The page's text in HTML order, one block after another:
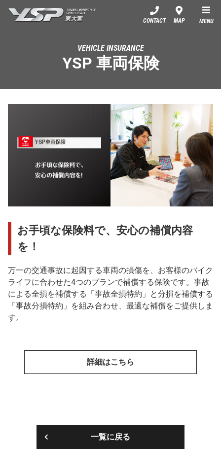
CONTACT MAP MENU
VEHICLE INSURANCE
YSP 車両保険
お手頃な保険料で、安心の補償内容
を！
万一の交通事故に起因する車両の損傷を、お客様のバイク
ライフに合わせた4つのプランで補償する保険です。事故
による全損を補償する「事故全損特約」と分損を補償する
「事故分損特約」を組み合わせ、最適な補償をご提供しま
す。
詳細はこちら
一覧に戻る